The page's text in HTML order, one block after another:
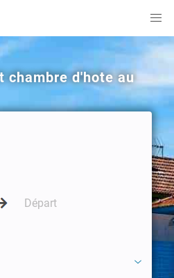
chambre d'hote au